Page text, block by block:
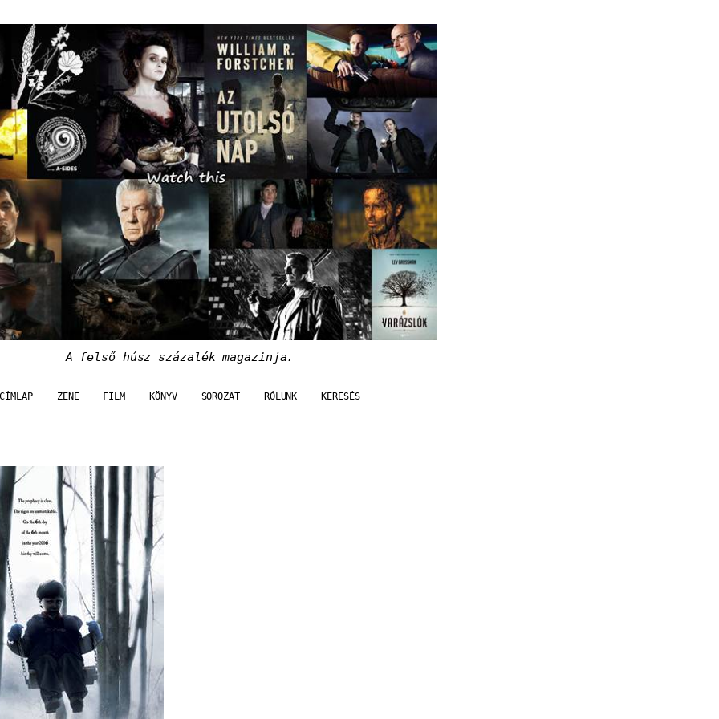
A felső húsz százalék magazinja.
CÍMLAP ZENE FILM KÖNYV SOROZAT RÓLUNK KERESÉS